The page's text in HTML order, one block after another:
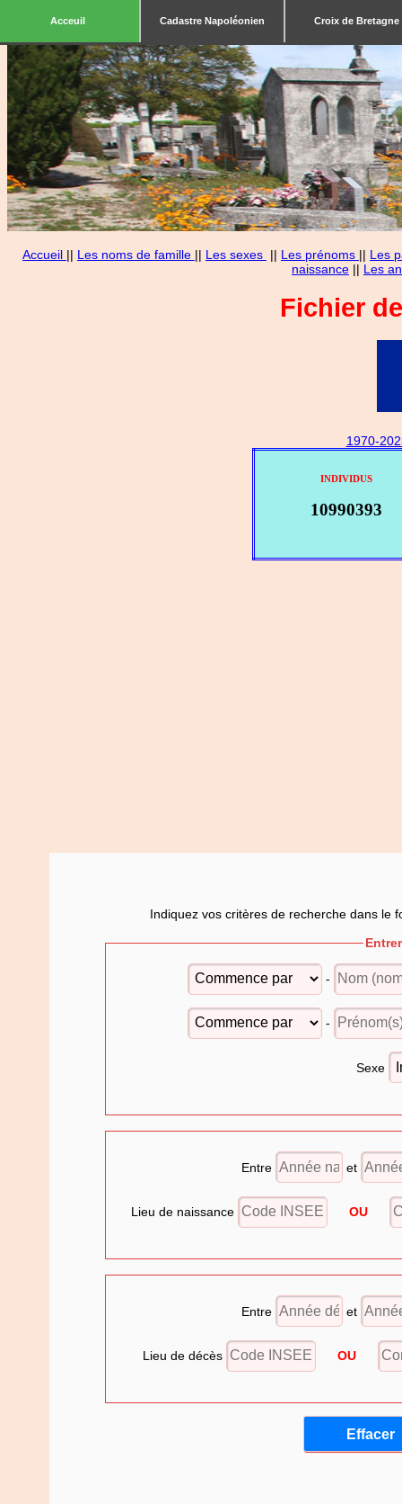
Acceuil Cadastre Napoléonien Croix de Bretagne
Accueil || Les noms de famille || Les sexes || Les prénoms || Les
naissance || Les
Fichier
1970-
INDIVIDUS
10990393
Indiquez vos critères de recherche dans le
-
-
Sexe
Entre et
Lieu de naissance OU
Entre et
Lieu de décès OU